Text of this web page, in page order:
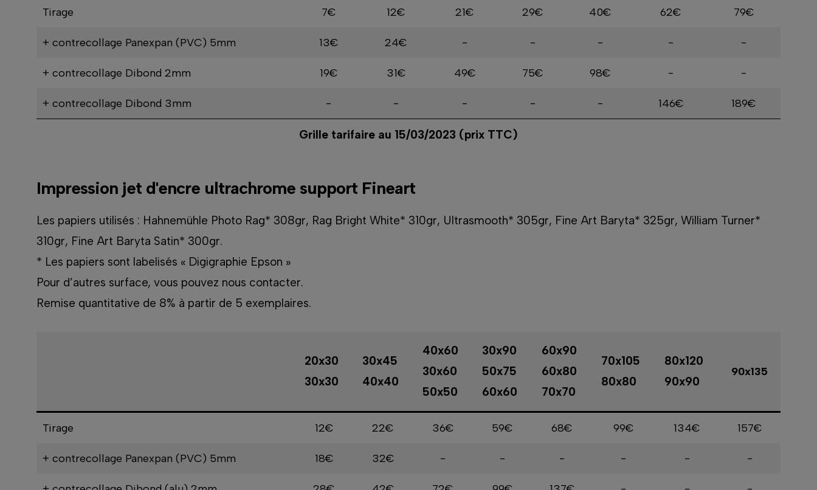
Tirage 7€ 12€ 21€ 29€ 40€ 62€ 79€
+ contrecollage Panexpan (PVC) 5mm 13€ 24€ - - - - -
+ contrecollage Dibond 2mm 19€ 31€ 49€ 75€ 98€ - -
+ contrecollage Dibond 3mm - - - - - 146€ 189€
Grille tarifaire au 15/03/2023 (prix TTC)
Impression jet d'encre ultrachrome support Fineart
Les papiers utilisés : Hahnemühle Photo Rag* 308gr, Rag Bright White* 310gr, Ultrasmooth* 305gr, Fine Art Baryta* 325gr, William Turner*
310gr, Fine Art Baryta Satin* 300gr.
* Les papiers sont labelisés « Digigraphie Epson »
Pour d’autres surface, vous pouvez nous contacter.
Remise quantitative de 8% à partir de 5 exemplaires.
20x30
30x30
30x45
40x40
40x60
30x60
50x50
30x90
50x75
60x60
60x90
60x80
70x70
70x105
80x80
80x120
90x90
90x135
Tirage 12€ 22€ 36€ 59€ 68€ 99€ 134€ 157€
+ contrecollage Panexpan (PVC) 5mm 18€ 32€ - - - - - -